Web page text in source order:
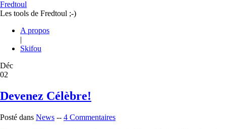
Fredtoul
Les tools de Fredtoul ;-)
A propos
|
Skifou
Déc
02
Devenez Célèbre!
Posté dans News -- 4 Commentaires